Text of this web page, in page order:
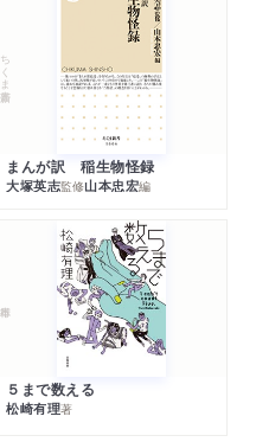
ちくま新書
まんが訳 稲生物怪録
大塚英志監修山本忠宏編
５まで数える
松崎有理著